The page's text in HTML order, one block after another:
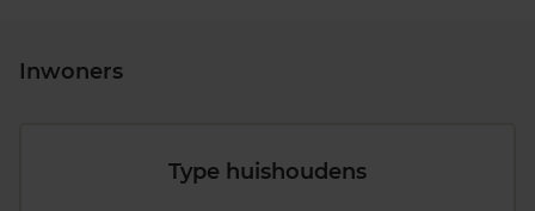
Inwoners
Type huishoudens